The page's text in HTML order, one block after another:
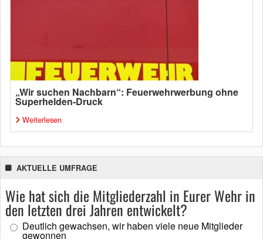
„Wir suchen Nachbarn“: Feuerwehrwerbung ohne
Superhelden-Druck
Weiterlesen
AKTUELLE UMFRAGE
Wie hat sich die Mitgliederzahl in Eurer Wehr in
den letzten drei Jahren entwickelt?
Deutlich gewachsen, wir haben viele neue Mitglieder
gewonnen